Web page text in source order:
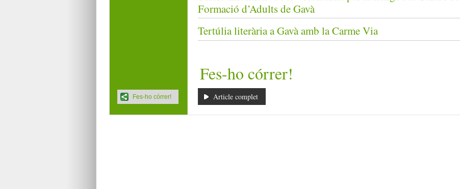
Formació d’Adults de Gavà
Tertúlia literària a Gavà amb la Carme Via
Fes-ho córrer!
Article complet
Fes-ho córrer!